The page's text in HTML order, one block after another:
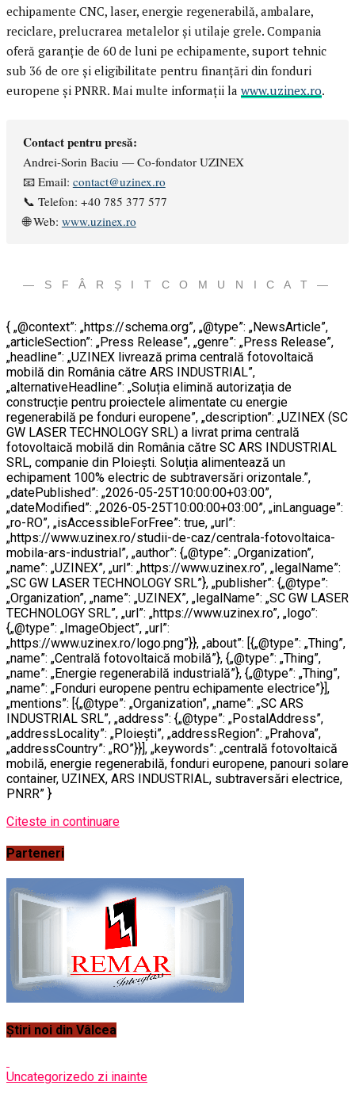
echipamente CNC, laser, energie regenerabilă, ambalare,
reciclare, prelucrarea metalelor și utilaje grele. Compania
oferă garanție de 60 de luni pe echipamente, suport tehnic
sub 36 de ore și eligibilitate pentru finanțări din fonduri
europene și PNRR. Mai multe informații la www.uzinex.ro.
Contact pentru presă:
Andrei-Sorin Baciu — Co-fondator UZINEX
📧 Email: contact@uzinex.ro
📞 Telefon: +40 785 377 577
🌐 Web: www.uzinex.ro
— S F Â R Ș I T C O M U N I C A T —
{ „@context”: „https://schema.org”, „@type”: „NewsArticle”,
„articleSection”: „Press Release”, „genre”: „Press Release”,
„headline”: „UZINEX livrează prima centrală fotovoltaică
mobilă din România către ARS INDUSTRIAL”,
„alternativeHeadline”: „Soluția elimină autorizația de
construcție pentru proiectele alimentate cu energie
regenerabilă pe fonduri europene”, „description”: „UZINEX (SC
GW LASER TECHNOLOGY SRL) a livrat prima centrală
fotovoltaică mobilă din România către SC ARS INDUSTRIAL
SRL, companie din Ploiești. Soluția alimentează un
echipament 100% electric de subtraversări orizontale.”,
„datePublished”: „2026-05-25T10:00:00+03:00”,
„dateModified”: „2026-05-25T10:00:00+03:00”, „inLanguage”:
„ro-RO”, „isAccessibleForFree”: true, „url”:
„https://www.uzinex.ro/studii-de-caz/centrala-fotovoltaica-
mobila-ars-industrial”, „author”: {„@type”: „Organization”,
„name”: „UZINEX”, „url”: „https://www.uzinex.ro”, „legalName”:
„SC GW LASER TECHNOLOGY SRL”}, „publisher”: {„@type”:
„Organization”, „name”: „UZINEX”, „legalName”: „SC GW LASER
TECHNOLOGY SRL”, „url”: „https://www.uzinex.ro”, „logo”:
{„@type”: „ImageObject”, „url”:
„https://www.uzinex.ro/logo.png”}}, „about”: [{„@type”: „Thing”,
„name”: „Centrală fotovoltaică mobilă”}, {„@type”: „Thing”,
„name”: „Energie regenerabilă industrială”}, {„@type”: „Thing”,
„name”: „Fonduri europene pentru echipamente electrice”}],
„mentions”: [{„@type”: „Organization”, „name”: „SC ARS
INDUSTRIAL SRL”, „address”: {„@type”: „PostalAddress”,
„addressLocality”: „Ploiești”, „addressRegion”: „Prahova”,
„addressCountry”: „RO”}}], „keywords”: „centrală fotovoltaică
mobilă, energie regenerabilă, fonduri europene, panouri solare
container, UZINEX, ARS INDUSTRIAL, subtraversări electrice,
PNRR” }
Citeste in continuare
Parteneri
Știri noi din Vâlcea
Uncategorizedo zi inainte